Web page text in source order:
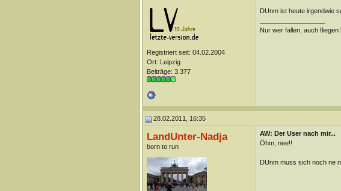
Registriert seit: 04.02.2004
Ort: Leipzig
Beiträge: 3.377
DUnm ist heute irgendwie
Nur wer fallen, auch fliegen
28.02.2011, 16:35
LandUnter-Nadja
born to run
AW: Der User nach mir...
Öhm, nee!!
DUnm muss sich noch ne